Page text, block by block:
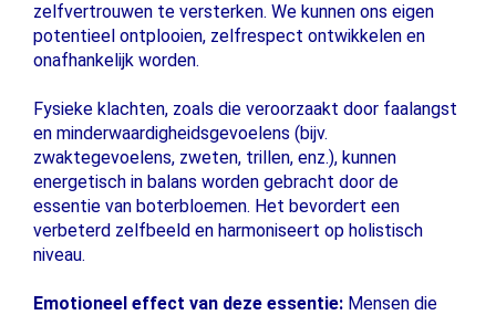
zelfvertrouwen te versterken. We kunnen ons eigen
potentieel ontplooien, zelfrespect ontwikkelen en
onafhankelijk worden.
Fysieke klachten, zoals die veroorzaakt door faalangst
en minderwaardigheidsgevoelens (bijv.
zwaktegevoelens, zweten, trillen, enz.), kunnen
energetisch in balans worden gebracht door de
essentie van boterbloemen. Het bevordert een
verbeterd zelfbeeld en harmoniseert op holistisch
niveau.
Emotioneel effect van deze essentie: Mensen die